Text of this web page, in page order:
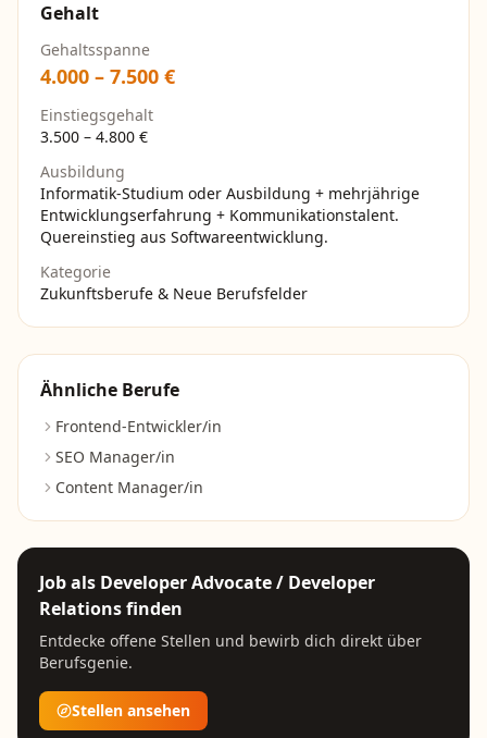
Gehalt
Gehaltsspanne
4.000 – 7.500 €
Einstiegsgehalt
3.500 – 4.800 €
Ausbildung
Informatik-Studium oder Ausbildung + mehrjährige
Entwicklungserfahrung + Kommunikationstalent.
Quereinstieg aus Softwareentwicklung.
Kategorie
Zukunftsberufe & Neue Berufsfelder
Ähnliche Berufe
Frontend-Entwickler/in
SEO Manager/in
Content Manager/in
Job als Developer Advocate / Developer
Relationsfinden
Entdecke offene Stellen und bewirb dich direkt über
Berufsgenie.
Stellen ansehen